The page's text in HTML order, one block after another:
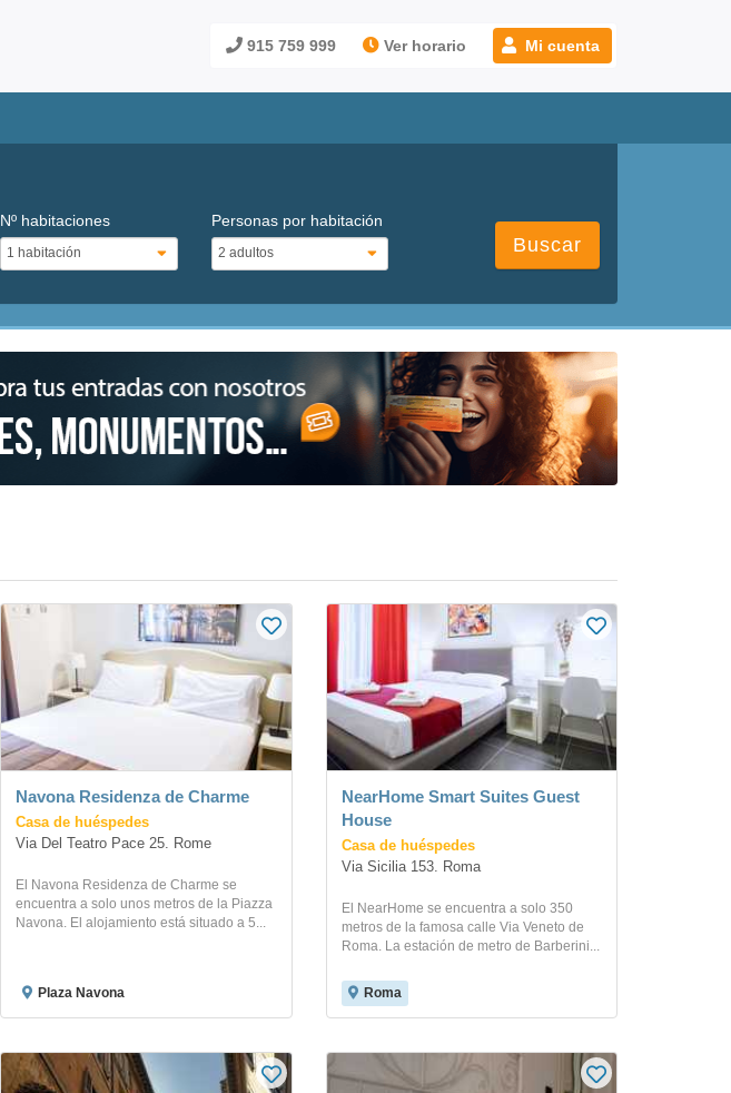
915 759 999 Ver horario Mi cuenta
Nº habitaciones Personas por habitación
Buscar
Navona Residenza de Charme
Casa de huéspedes
Via Del Teatro Pace 25. Rome
El Navona Residenza de Charme se
encuentra a solo unos metros de la Piazza
Navona. El alojamiento está situado a 5...
Plaza Navona
NearHome Smart Suites Guest
House
Casa de huéspedes
Via Sicilia 153. Roma
El NearHome se encuentra a solo 350
metros de la famosa calle Via Veneto de
Roma. La estación de metro de Barberini...
Roma